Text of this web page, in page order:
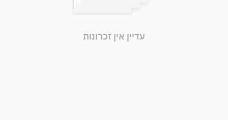
עדיין אין זכרונות